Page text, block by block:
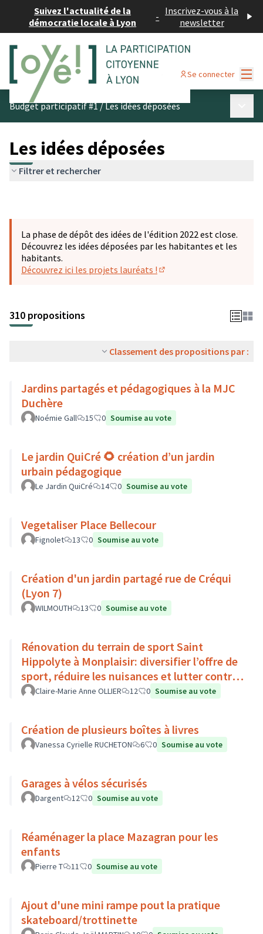
Suivez l'actualité de la
démocratie locale à Lyon
- Inscrivez-vous à la
newsletter
Se connecter
Budget participatif #1/Les idées déposées
Les idées déposées
Filtrer et rechercher
La phase de dépôt des idées de l'édition 2022 est close.
Découvrez les idées déposées par les habitantes et les
habitants.
Découvrez ici les projets lauréats !
310 propositions
Classement des propositions par :
Jardins partagés et pédagogiques à la MJC
Duchère
Noémie Gall 15 0 Soumise au vote
Le jardin QuiCré 🌻 création d’un jardin
urbain pédagogique
Le Jardin QuiCré 14 0 Soumise au vote
Vegetaliser Place Bellecour
Fignolet 13 0 Soumise au vote
Création d'un jardin partagé rue de Créqui
(Lyon 7)
WILMOUTH 13 0 Soumise au vote
Rénovation du terrain de sport Saint
Hippolyte à Monplaisir: diversifier l’offre de
sport, réduire les nuisances et lutter contre
l’îlot de chaleur
Claire-Marie Anne OLLIER 12 0 Soumise au vote
Création de plusieurs boîtes à livres
Vanessa Cyrielle RUCHETON 6 0 Soumise au vote
Garages à vélos sécurisés
Dargent 12 0 Soumise au vote
Réaménager la place Mazagran pour les
enfants
Pierre T 11 0 Soumise au vote
Ajout d'une mini rampe pout la pratique
skateboard/trottinette